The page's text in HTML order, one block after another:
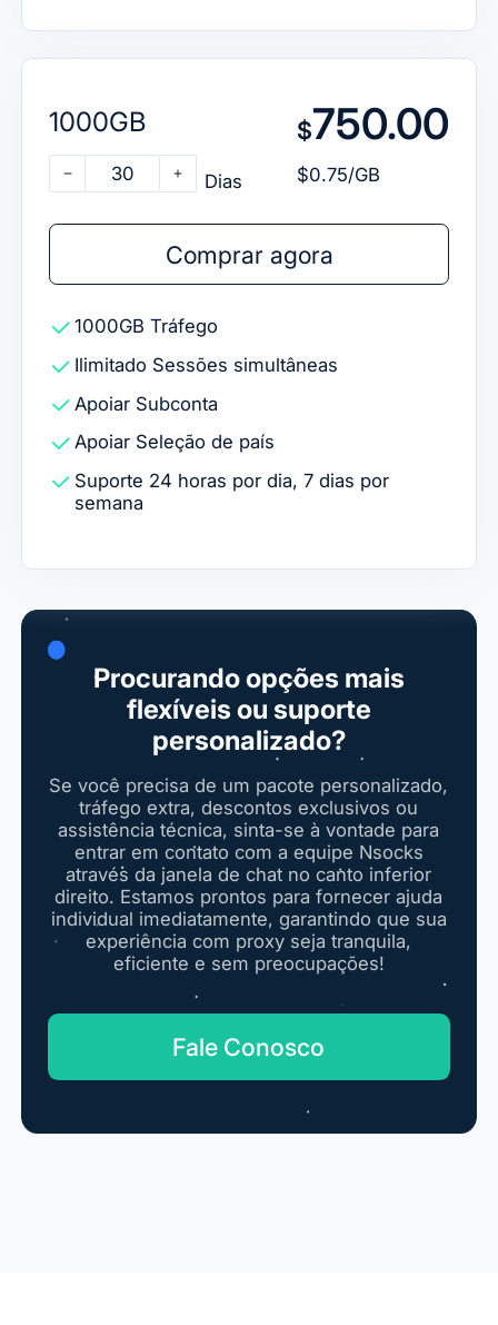
1000GB
30 Dias
$750.00
$0.75/GB
Comprar agora
1000GB Tráfego
Ilimitado Sessões simultâneas
Apoiar Subconta
Apoiar Seleção de país
Suporte 24 horas por dia, 7 dias por
semana
Procurando opções mais
flexíveis ou suporte
personalizado?
Se você precisa de um pacote personalizado,
tráfego extra, descontos exclusivos ou
assistência técnica, sinta-se à vontade para
entrar em contato com a equipe Nsocks
através da janela de chat no canto inferior
direito. Estamos prontos para fornecer ajuda
individual imediatamente, garantindo que sua
experiência com proxy seja tranquila,
eficiente e sem preocupações!
Fale Conosco